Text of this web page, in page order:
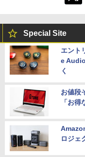
Special Site
エント
e
く
お値段
「お得
ロジェ